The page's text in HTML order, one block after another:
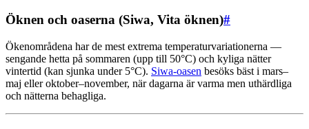
Öknen och oaserna (Siwa, Vita öknen)#
Ökenområdena har de mest extrema temperaturvariationerna —
sengande hetta på sommaren (upp till 50°C) och kyliga nätter
vintertid (kan sjunka under 5°C). Siwa-oasen besöks bäst i mars–
maj eller oktober–november, när dagarna är varma men uthärdliga
och nätterna behagliga.